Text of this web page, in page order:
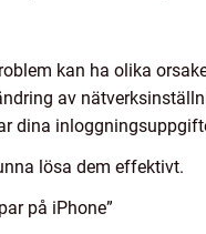
kan ha olika
av
dina
lösa dem effektivt.
på iPhone”